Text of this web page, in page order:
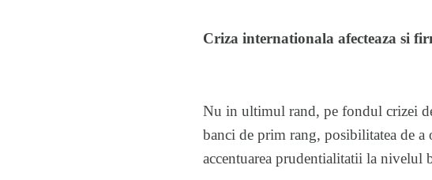
Criza internationala afecteaza si
Nu in ultimul rand, pe fondul crizei
banci de prim rang, posibilitatea de
accentuarea prudentialitatii la nivelul